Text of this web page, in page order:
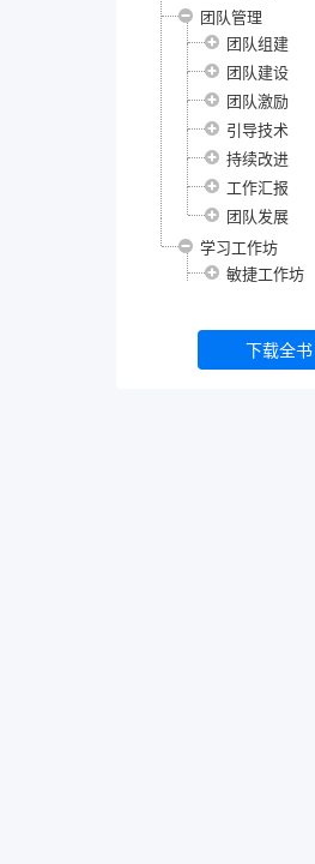
团队管理
团队组建
团队建设
团队激励
引导技术
持续改进
工作汇报
团队发展
学习工作坊
敏捷工作坊
下载全书